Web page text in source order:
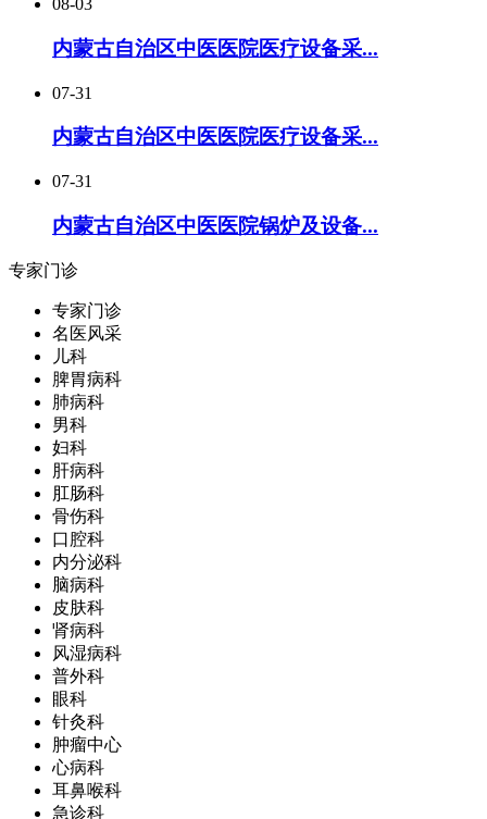
08-03
内蒙古自治区中医医院医疗设备采...
07-31
内蒙古⾃治区中医医院医疗设备采...
07-31
内蒙古自治区中医医院锅炉及设备...
专家门诊
专家门诊
名医风采
儿科
脾胃病科
肺病科
男科
妇科
肝病科
肛肠科
骨伤科
口腔科
内分泌科
脑病科
皮肤科
肾病科
风湿病科
普外科
眼科
针灸科
肿瘤中心
心病科
耳鼻喉科
急诊科